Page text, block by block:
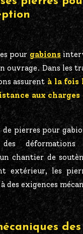
pour gabions
ouvrage. Dans les
assurentà la fois
aux
de pierres pour
des
chantier de
extérieur, les
des exigences